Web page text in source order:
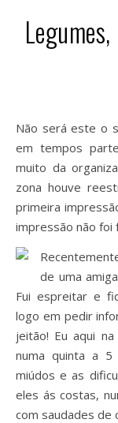
Não será este o sonho de qualquer mãe? O meu é! Já fiz
em tempos
muito da
zona houve
primeira
impressão não foi
de uma
Fui espreitar e
logo em pedir
jeitão! Eu aqui
numa quinta a
miúdos e as
eles ás costas,
com saudades de